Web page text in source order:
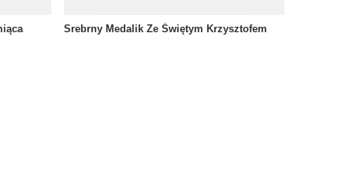
Srebrny Medalik Ze Świętym Krzysztofem